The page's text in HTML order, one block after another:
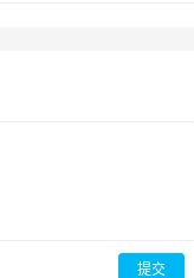
提交